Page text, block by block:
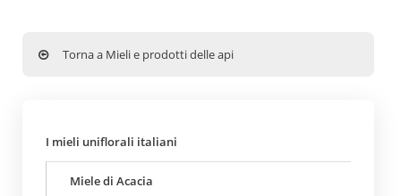
Torna a Mieli e prodotti delle api
I mieli uniflorali italiani
Miele di Acacia